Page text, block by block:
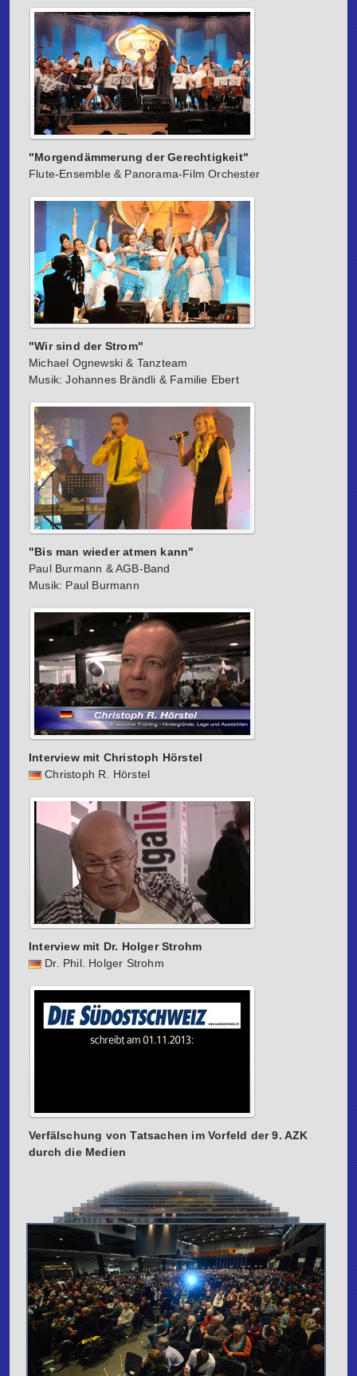
"Morgendämmerung der Gerechtigkeit"
Flute-Ensemble & Panorama-Film Orchester
"Wir sind der Strom"
Michael Ognewski & Tanzteam
Musik: Johannes Brändli & Familie Ebert
"Bis man wieder atmen kann"
Paul Burmann & AGB-Band
Musik: Paul Burmann
Interview mit Christoph Hörstel
Christoph R. Hörstel
Interview mit Dr. Holger Strohm
Dr. Phil. Holger Strohm
Verfälschung von Tatsachen im Vorfeld der 9. AZK
durch die Medien